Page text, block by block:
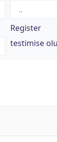
Register
testimise